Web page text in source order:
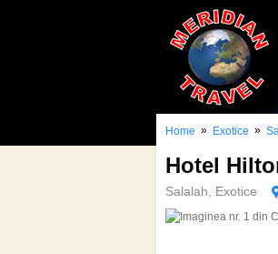
Home » Exotice »
Hotel
Salalah, Exotice